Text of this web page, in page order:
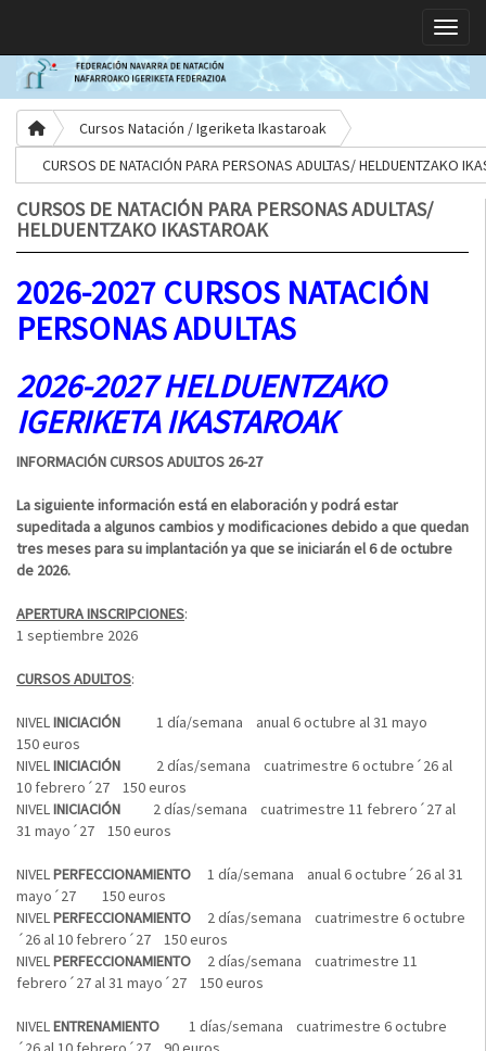
Cursos Natación / Igeriketa Ikastaroak
CURSOS DE NATACIÓN PARA PERSONAS ADULTAS/ HELDUENTZAKO
CURSOS DE NATACIÓN PARA PERSONAS ADULTAS/
HELDUENTZAKO IKASTAROAK
2026-2027 CURSOS NATACIÓN
PERSONAS ADULTAS
2026-2027 HELDUENTZAKO
IGERIKETA IKASTAROAK
INFORMACIÓN CURSOS ADULTOS 26-27
La siguiente información está en elaboración y podrá estar
supeditada a algunos cambios y modificaciones debido a que quedan
tres meses para su implantación ya que se iniciarán el 6 de octubre
de 2026.
APERTURA INSCRIPCIONES:
1 septiembre 2026
CURSOS ADULTOS:
NIVELINICIACIÓN 1 día/semana anual 6 octubre al 31 mayo
150 euros
NIVELINICIACIÓN 2 días/semana cuatrimestre 6 octubre´26 al
10 febrero´27 150 euros
NIVELINICIACIÓN 2 días/semana cuatrimestre 11 febrero´27 al
31 mayo´27 150 euros
NIVELPERFECCIONAMIENTO 1 día/semana anual 6 octubre´26 al 31
mayo´27 150 euros
NIVELPERFECCIONAMIENTO 2 días/semana cuatrimestre 6 octubre
´26 al 10 febrero´27 150 euros
NIVELPERFECCIONAMIENTO 2 días/semana cuatrimestre 11
febrero´27 al 31 mayo´27 150 euros
NIVELENTRENAMIENTO 1 días/semana cuatrimestre 6 octubre